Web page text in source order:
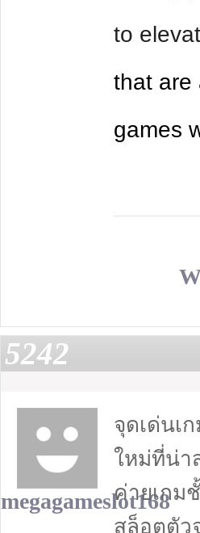
to
that are
games
5242
megagameslot168
จุดเด่นเ
ใหม่ที่น่า
ค่ายเกม
สล็อตตัว